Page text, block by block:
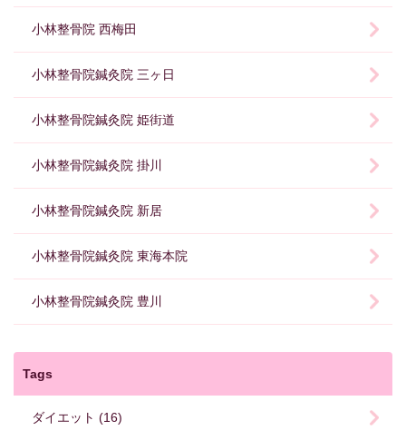
小林整骨院 西梅田
小林整骨院鍼灸院 三ヶ日
小林整骨院鍼灸院 姫街道
小林整骨院鍼灸院 掛川
小林整骨院鍼灸院 新居
小林整骨院鍼灸院 東海本院
小林整骨院鍼灸院 豊川
Tags
ダイエット (16)